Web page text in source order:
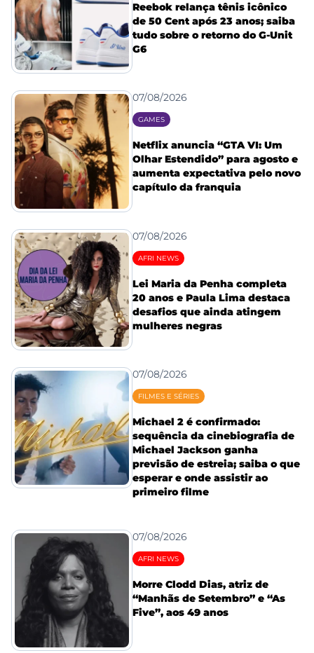
Reebok relança tênis icônico
de 50 Cent após 23 anos; saiba
tudo sobre o retorno do G-Unit
G6
07/08/2026
GAMES
Netflix anuncia “GTA VI: Um
Olhar Estendido” para agosto e
aumenta expectativa pelo novo
capítulo da franquia
07/08/2026
AFRI NEWS
Lei Maria da Penha completa
20 anos e Paula Lima destaca
desafios que ainda atingem
mulheres negras
07/08/2026
FILMES E SÉRIES
Michael 2 é confirmado:
sequência da cinebiografia de
Michael Jackson ganha
previsão de estreia; saiba o que
esperar e onde assistir ao
primeiro filme
07/08/2026
AFRI NEWS
Morre Clodd Dias, atriz de
“Manhãs de Setembro” e “As
Five”, aos 49 anos